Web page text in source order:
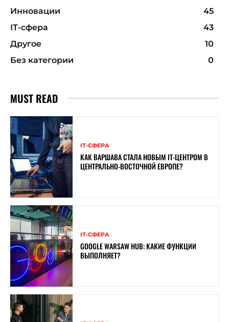
Инновации
45
ІТ-сфера
43
Другое
10
Без категории
0
MUST READ
ІТ-СФЕРА
КАК ВАРШАВА СТАЛА НОВЫМ IT-ЦЕНТРОМ В
ЦЕНТРАЛЬНО-ВОСТОЧНОЙ ЕВРОПЕ?
ІТ-СФЕРА
GOOGLE WARSAW HUB: КАКИЕ ФУНКЦИИ
ВЫПОЛНЯЕТ?